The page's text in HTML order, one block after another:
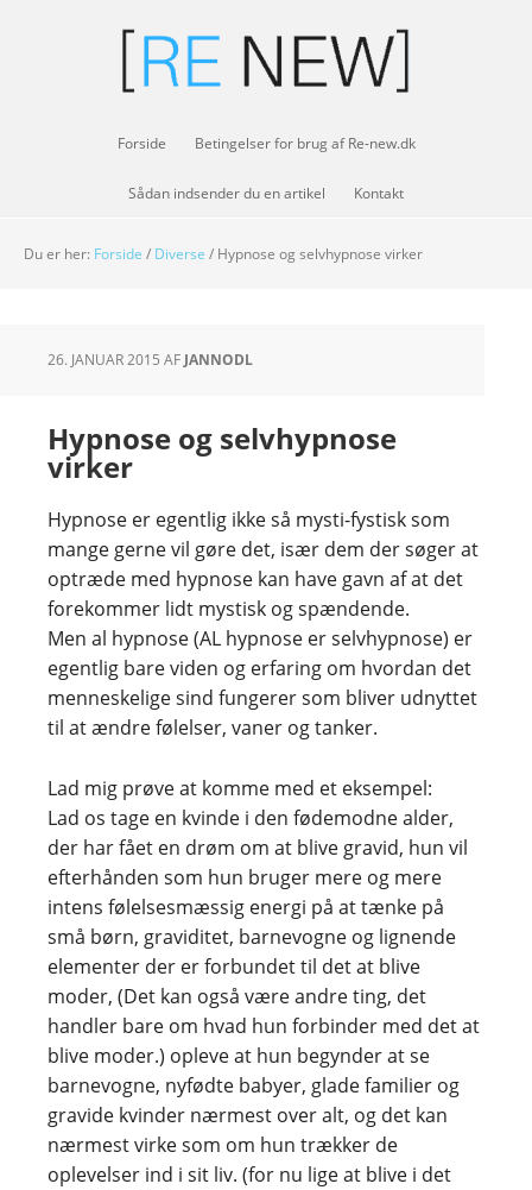
Forside Betingelser for brug af Re-new.dk
Sådan indsender du en artikel Kontakt
Du er her: Forside / Diverse / Hypnose og selvhypnose virker
26. JANUAR 2015 AF JANNODL
Hypnose og selvhypnose
virker
Hypnose er egentlig ikke så mysti-fystisk som
mange gerne vil gøre det, især dem der søger at
optræde med hypnose kan have gavn af at det
forekommer lidt mystisk og spændende.
Men al hypnose (AL hypnose er selvhypnose) er
egentlig bare viden og erfaring om hvordan det
menneskelige sind fungerer som bliver udnyttet
til at ændre følelser, vaner og tanker.
Lad mig prøve at komme med et eksempel:
Lad os tage en kvinde i den fødemodne alder,
der har fået en drøm om at blive gravid, hun vil
efterhånden som hun bruger mere og mere
intens følelsesmæssig energi på at tænke på
små børn, graviditet, barnevogne og lignende
elementer der er forbundet til det at blive
moder, (Det kan også være andre ting, det
handler bare om hvad hun forbinder med det at
blive moder.) opleve at hun begynder at se
barnevogne, nyfødte babyer, glade familier og
gravide kvinder nærmest over alt, og det kan
nærmest virke som om hun trækker de
oplevelser ind i sit liv. (for nu lige at blive i det